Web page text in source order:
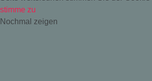
stimme zu
Nochmal zeigen